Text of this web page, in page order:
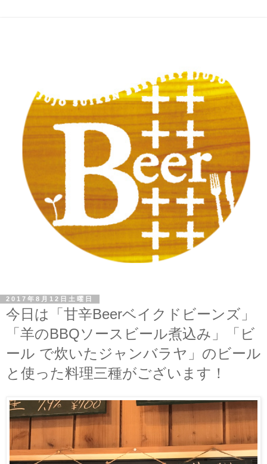
2017年8月12日土曜日
今日は「甘辛Beerベイクドビーンズ」
「羊のBBQソースビール煮込み」「ビ
ール で炊いたジャンバラヤ」のビール
と使った料理三種がございます！